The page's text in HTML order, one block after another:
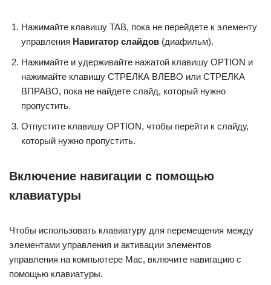
Нажимайте клавишу TAB, пока не перейдете к элементу
управления Навигатор слайдов (диафильм).
Нажимайте и удерживайте нажатой клавишу OPTION и
нажимайте клавишу СТРЕЛКА ВЛЕВО или СТРЕЛКА
ВПРАВО, пока не найдете слайд, который нужно
пропустить.
Отпустите клавишу OPTION, чтобы перейти к слайду,
который нужно пропустить.
Включение навигации с помощью
клавиатуры
Чтобы использовать клавиатуру для перемещения между
элементами управления и активации элементов
управления на компьютере Mac, включите навигацию с
помощью клавиатуры.